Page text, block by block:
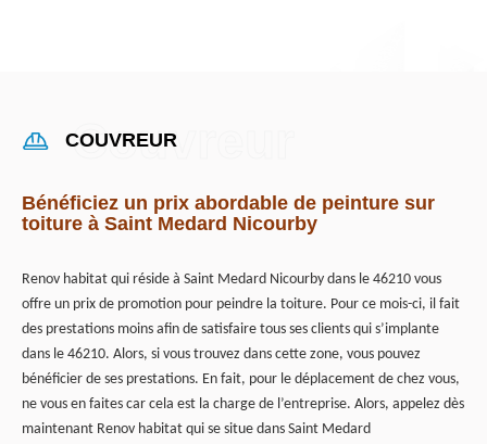
COUVREUR
Bénéficiez un prix abordable de peinture sur
toiture à Saint Medard Nicourby
Renov habitat qui réside à Saint Medard Nicourby dans le 46210 vous
offre un prix de promotion pour peindre la toiture. Pour ce mois-ci, il fait
des prestations moins afin de satisfaire tous ses clients qui s’implante
dans le 46210. Alors, si vous trouvez dans cette zone, vous pouvez
bénéficier de ses prestations. En fait, pour le déplacement de chez vous,
ne vous en faites car cela est la charge de l’entreprise. Alors, appelez dès
maintenant Renov habitat qui se situe dans Saint Medard